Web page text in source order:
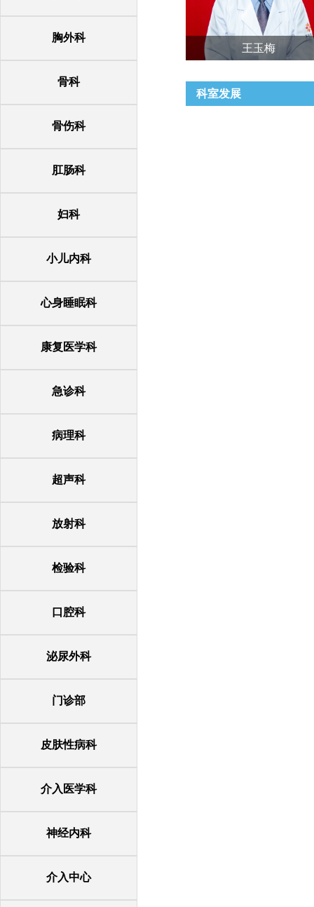
胸外科
骨科
骨伤科
肛肠科
妇科
小儿内科
心身睡眠科
康复医学科
急诊科
病理科
超声科
放射科
检验科
口腔科
泌尿外科
门诊部
皮肤性病科
介入医学科
神经内科
介入中心
王玉梅
科室发展